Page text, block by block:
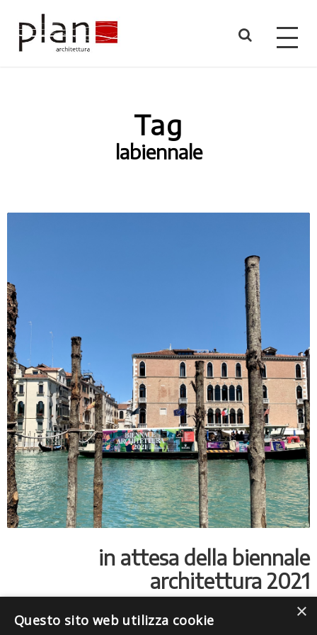
Tag
labiennale
in attesa della biennale
architettura 2021
in attesa della imminente apertura di ‘how will we
live together?’ biennale di architettura 2021, siamo
×
Questo sito web utilizza cookie